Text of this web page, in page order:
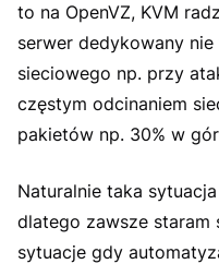
to na OpenVZ, KVM
serwer dedykowany
sieciowego np. przy
częstym odcinaniem
pakietów np. 30% w
Naturalnie taka
dlatego zawsze staram
sytuacje gdy